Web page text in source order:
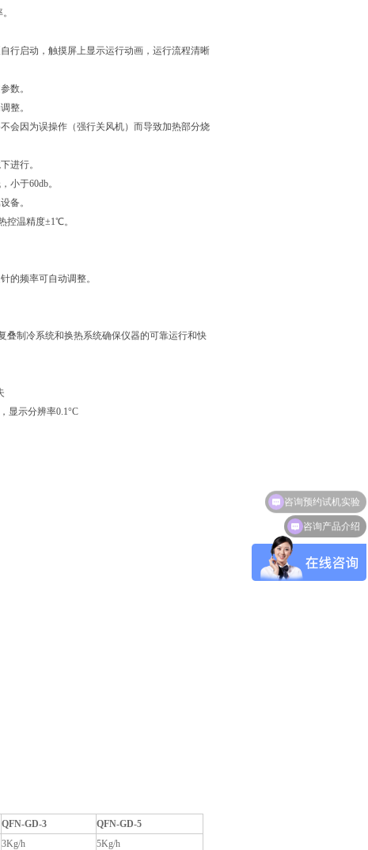
行启动，触摸屏上显示运行动画，运行流程清晰
数。
整。
会因为误操作（强行关风机）而导致加热部分烧
进行。
小于60db。
备。
控温精度±1℃。
的频率可自动调整。
叠制冷系统和换热系统确保仪器的可靠运行和快
显示分辨率0.1°C
QFN-GD-3 QFN-GD-5
3Kg/h
5Kg/h
咨询产品介绍